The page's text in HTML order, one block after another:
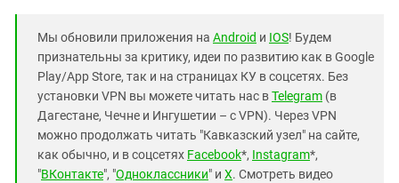
Мы обновили приложения на Android и IOS! Будем
признательны за критику, идеи по развитию как в Google
Play/App Store, так и на страницах КУ в соцсетях. Без
установки VPN вы можете читать нас вTelegram (в
Дагестане, Чечне и Ингушетии – с VPN). Через VPN
можно продолжать читать "Кавказский узел" на сайте,
как обычно, и в соцсетях Facebook*, Instagram*,
"ВКонтакте", "Одноклассники" и X. Смотреть видео